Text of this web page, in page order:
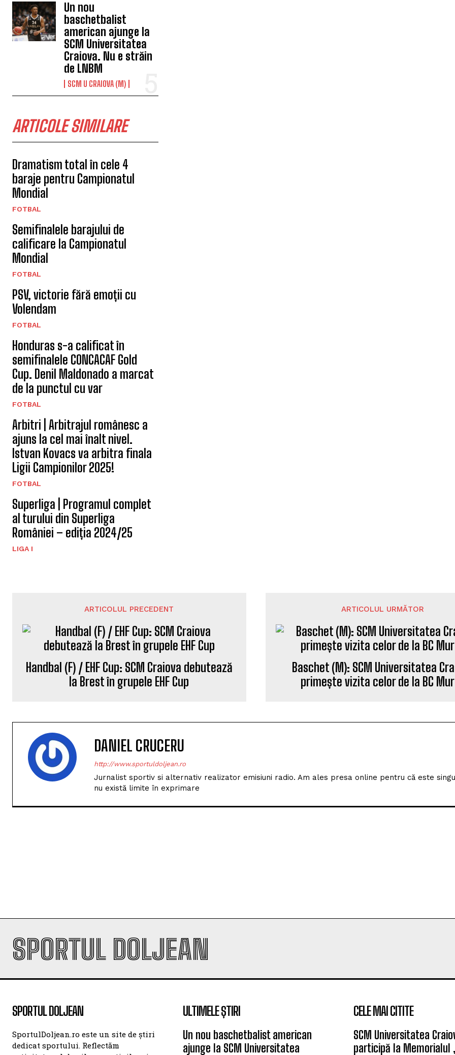
Un nou
baschetbalist
american ajunge la
SCM Universitatea
Craiova. Nu e străin
de LNBM
SCM U CRAIOVA (M)
ARTICOLE SIMILARE
Dramatism total în cele 4
baraje pentru Campionatul
Mondial
FOTBAL
Semifinalele barajului de
calificare la Campionatul
Mondial
FOTBAL
PSV, victorie fără emoții cu
Volendam
FOTBAL
Honduras s-a calificat în
semifinalele CONCACAF Gold
Cup. Denil Maldonado a marcat
de la punctul cu var
FOTBAL
Arbitri | Arbitrajul românesc a
ajuns la cel mai înalt nivel.
Istvan Kovacs va arbitra finala
Ligii Campionilor 2025!
FOTBAL
Superliga | Programul complet
al turului din Superliga
României – ediția 2024/25
LIGA I
ARTICOLUL PRECEDENT
Handbal (F) / EHF Cup: SCM Craiova debutează
la Brest în grupele EHF Cup
ARTICOLUL URMĂTOR
Baschet (M): SCM Universitatea
primește vizita celor de la BC
DANIEL CRUCERU
http://www.sportuldoljean.ro
Jurnalist sportiv si alternativ realizator emisiuni radio. Am ales presa online pentru că este
nu există limite în exprimare
SPORTUL DOLJEAN
SPORTUL DOLJEAN
SportulDoljean.ro este un site de știri
dedicat sportului. Reflectăm
ULTIMELE ȘTIRI
Un nou baschetbalist american
ajunge la SCM Universitatea
CELE MAI CITITE
SCM Universitatea
participă la Memorialul